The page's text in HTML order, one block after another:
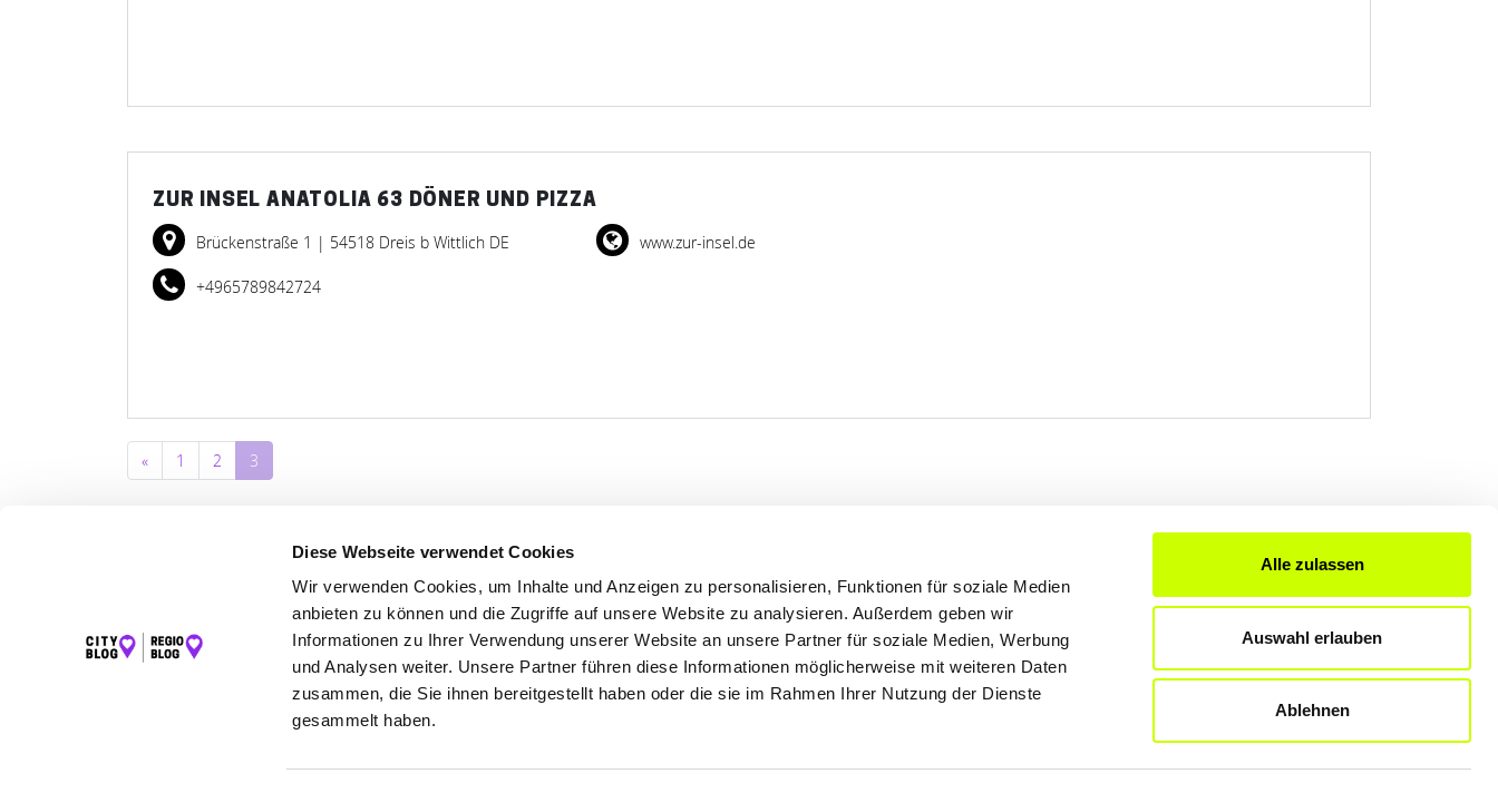
Diese Webseite verwendet Cookies
Wir verwenden Cookies, um Inhalte und Anzeigen zu personalisieren, Funktionen für soziale Medien
anbieten zu können und die Zugriffe auf unsere Website zu analysieren. Außerdem geben wir
Informationen zu Ihrer Verwendung unserer Website an unsere Partner für soziale Medien, Werbung
und Analysen weiter. Unsere Partner führen diese Informationen möglicherweise mit weiteren Daten
zusammen, die Sie ihnen bereitgestellt haben oder die sie im Rahmen Ihrer Nutzung der Dienste
gesammelt haben.
Alle zulassen
Auswahl erlauben
Ablehnen
ZUR INSEL ANATOLIA 63 DÖNER UND PIZZA
Brückenstraße 1 | 54518 Dreis b Wittlich DE
+4965789842724
www.zur-insel.de
Beitragsnavigation
« 1 2 3
LET'S CONNECT
Kontakt
SERVICE
WhatsApp
0800 0057425
FÜR UNTERNEHMER
Produkte & Lösungen
Werben auf dem Blog